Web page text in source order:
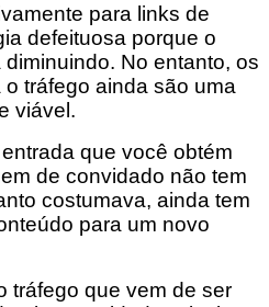
para links de
defeituosa porque o
No entanto, os
tráfego ainda são uma
viável.
que você obtém
de convidado não tem
costumava, ainda tem
para um novo
tráfego que vem de ser